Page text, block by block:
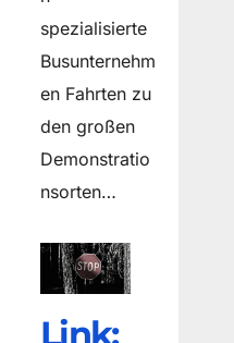
spezialisierte
Busunternehm
en Fahrten zu
den großen
Demonstratio
nsorten…
Link: